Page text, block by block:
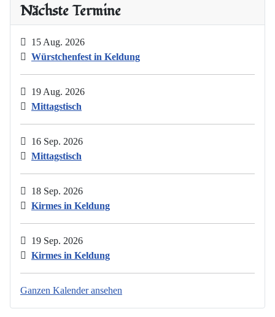
Nächste Termine
15 Aug. 2026
Würstchenfest in Keldung
19 Aug. 2026
Mittagstisch
16 Sep. 2026
Mittagstisch
18 Sep. 2026
Kirmes in Keldung
19 Sep. 2026
Kirmes in Keldung
Ganzen Kalender ansehen